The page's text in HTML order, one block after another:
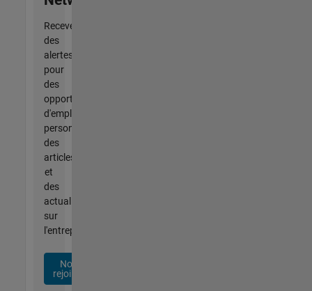
Recevez
des
alertes
pour
des
opportunités
d'emploi
personnalisées,
des
articles
et
des
actualités
sur
l'entreprise.
Nous
rejoindre